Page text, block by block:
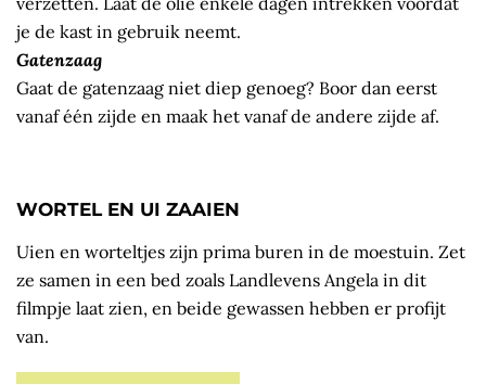
je de kast in gebruik neemt.
Gatenzaag
Gaat de gatenzaag niet diep genoeg? Boor dan eerst
vanaf één zijde en maak het vanaf de andere zijde af.
WORTEL EN UI ZAAIEN
Uien en worteltjes zijn prima buren in de moestuin. Zet
ze samen in een bed zoals Landlevens Angela in dit
filmpje laat zien, en beide gewassen hebben er profijt
van.